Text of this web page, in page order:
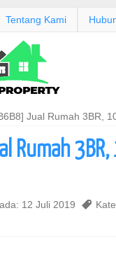
Tentang Kami
Jual Rumah 3BR,
Rumah
12 Juli 2019 ,